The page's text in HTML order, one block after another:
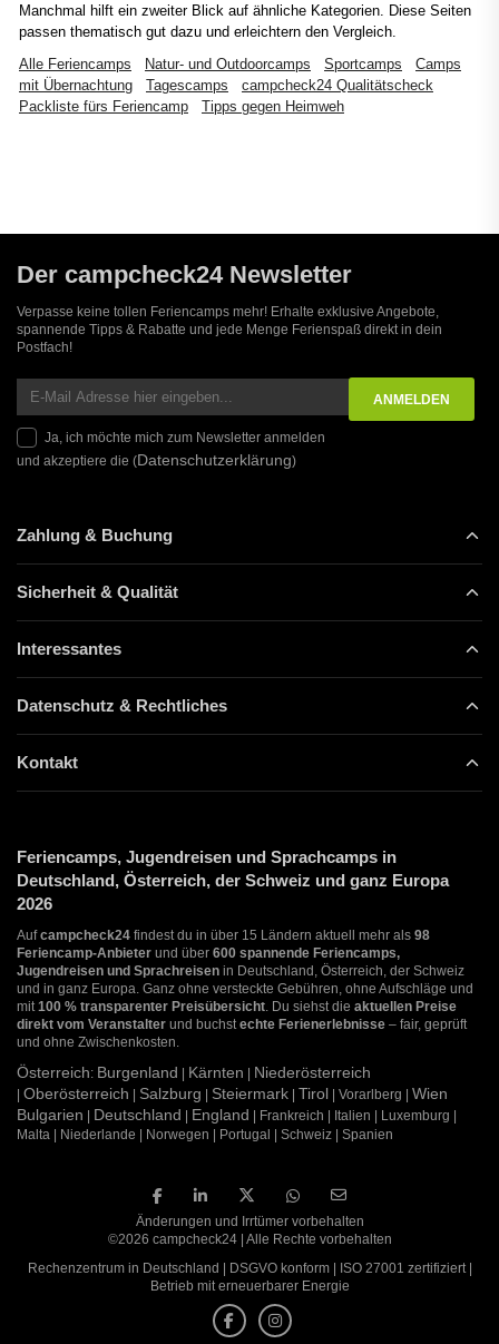
Manchmal hilft ein zweiter Blick auf ähnliche Kategorien. Diese Seiten
passen thematisch gut dazu und erleichtern den Vergleich.
Alle Feriencamps
Natur- und Outdoorcamps Sportcamps
Camps
mit Übernachtung
Tagescamps
campcheck24 Qualitätscheck
Packliste fürs Feriencamp
Tipps gegen Heimweh
Der campcheck24 Newsletter
Verpasse keine tollen Feriencamps mehr! Erhalte exklusive Angebote,
spannende Tipps & Rabatte und jede Menge Ferienspaß direkt in dein
Postfach!
Ja, ich möchte mich zum Newsletter anmelden
und akzeptiere die (Datenschutzerklärung)
Zahlung & Buchung
Sicherheit & Qualität
Interessantes
Datenschutz & Rechtliches
Kontakt
Feriencamps, Jugendreisen und Sprachcamps in
Deutschland, Österreich, der Schweiz und ganz Europa
2026
Aufcampcheck24 findest du in über 15 Ländern aktuell mehr als 98
Feriencamp-Anbieter und über 600 spannende Feriencamps,
Jugendreisen und Sprachreisen in Deutschland, Österreich, der Schweiz
und in ganz Europa. Ganz ohne versteckte Gebühren, ohne Aufschläge und
mit100 % transparenter Preisübersicht. Du siehst die aktuellen Preise
direkt vom Veranstalter und buchstechte Ferienerlebnisse – fair, geprüft
und ohne Zwischenkosten.
Österreich: Burgenland Kärnten Niederösterreich
Oberösterreich Salzburg Steiermark Tirol | Vorarlberg | Wien
Bulgarien
Deutschland England | Frankreich | Italien | Luxemburg |
Malta | Niederlande | Norwegen | Portugal | Schweiz | Spanien
Änderungen und Irrtümer vorbehalten
©2026 campcheck24 | Alle Rechte vorbehalten
Rechenzentrum in Deutschland | DSGVO konform | ISO 27001 zertifiziert |
Betrieb mit erneuerbarer Energie